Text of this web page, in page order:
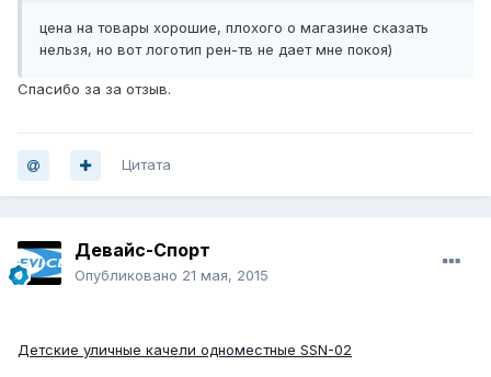
цена на товары хорошие, плохого о магазине сказать
нельзя, но вот логотип рен-тв не дает мне покоя)
Спасибо за за отзыв.
Цитата
Девайс-Спорт
Опубликовано 21 мая, 2015
Детские уличные качели одноместные SSN-02